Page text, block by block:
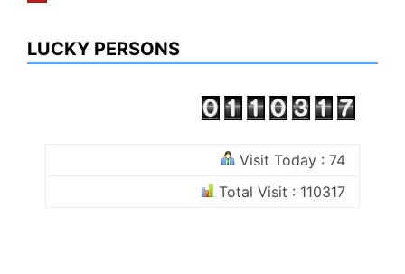
LUCKY PERSONS
Visit Today : 74
Total Visit : 110317